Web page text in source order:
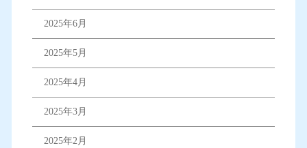
2025年6月
2025年5月
2025年4月
2025年3月
2025年2月